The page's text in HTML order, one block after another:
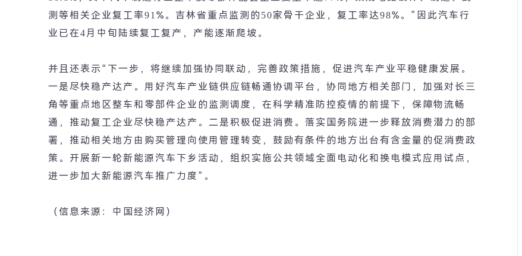
测等相关企业复工率91% 。吉林省重点监测的 50家骨干企业，复工率达98% 。 ” 因此汽车行
业已在4月中旬陆续复工复产，产能逐渐爬坡。
并且还表示 “ 下一步，将继续加强协同联动，完善政策措施，促进汽车产业平稳健康发展。
一是尽快稳产达产。用好汽车产业链供应链畅通协调平台，协同地方相关部门，加强对长三
角等重点地区整车和零部件企业的监测调度，在科学精准防控疫情的前提下，保障物流畅
通，推动复工企业尽快稳产达产。二是积极促进消费。落实国务院进一步释放消费潜力的部
署，推动相关地方由购买管理向使用管理转变，鼓励有条件的地方出台有含金量的促消费政
策。开展新一轮新能源汽车下乡活动，组织实施公共领域全面电动化和换电模式应用试点，
进一步加大新能源汽车推广力度 ” 。
（信息来源：中国经济网）